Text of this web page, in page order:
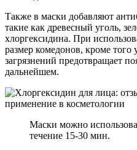
Также в маски добавляют
такие как древесный уголь,
хлоргексидина. При
размер комедонов, кроме
загрязнений предотвращает
дальнейшем.
Маски можно
течение 15-30 мин.